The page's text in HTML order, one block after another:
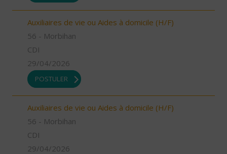
Auxiliaires de vie ou Aides à domicile (H/F)
56 - Morbihan
CDI
29/04/2026
POSTULER
Auxiliaires de vie ou Aides à domicile (H/F)
56 - Morbihan
CDI
29/04/2026